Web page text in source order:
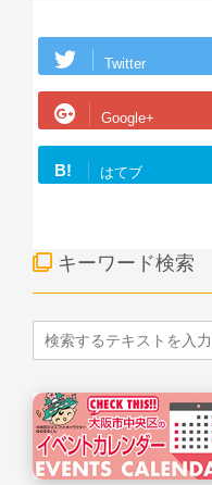
Twitter
Google+
B! はてブ
キーワード検索